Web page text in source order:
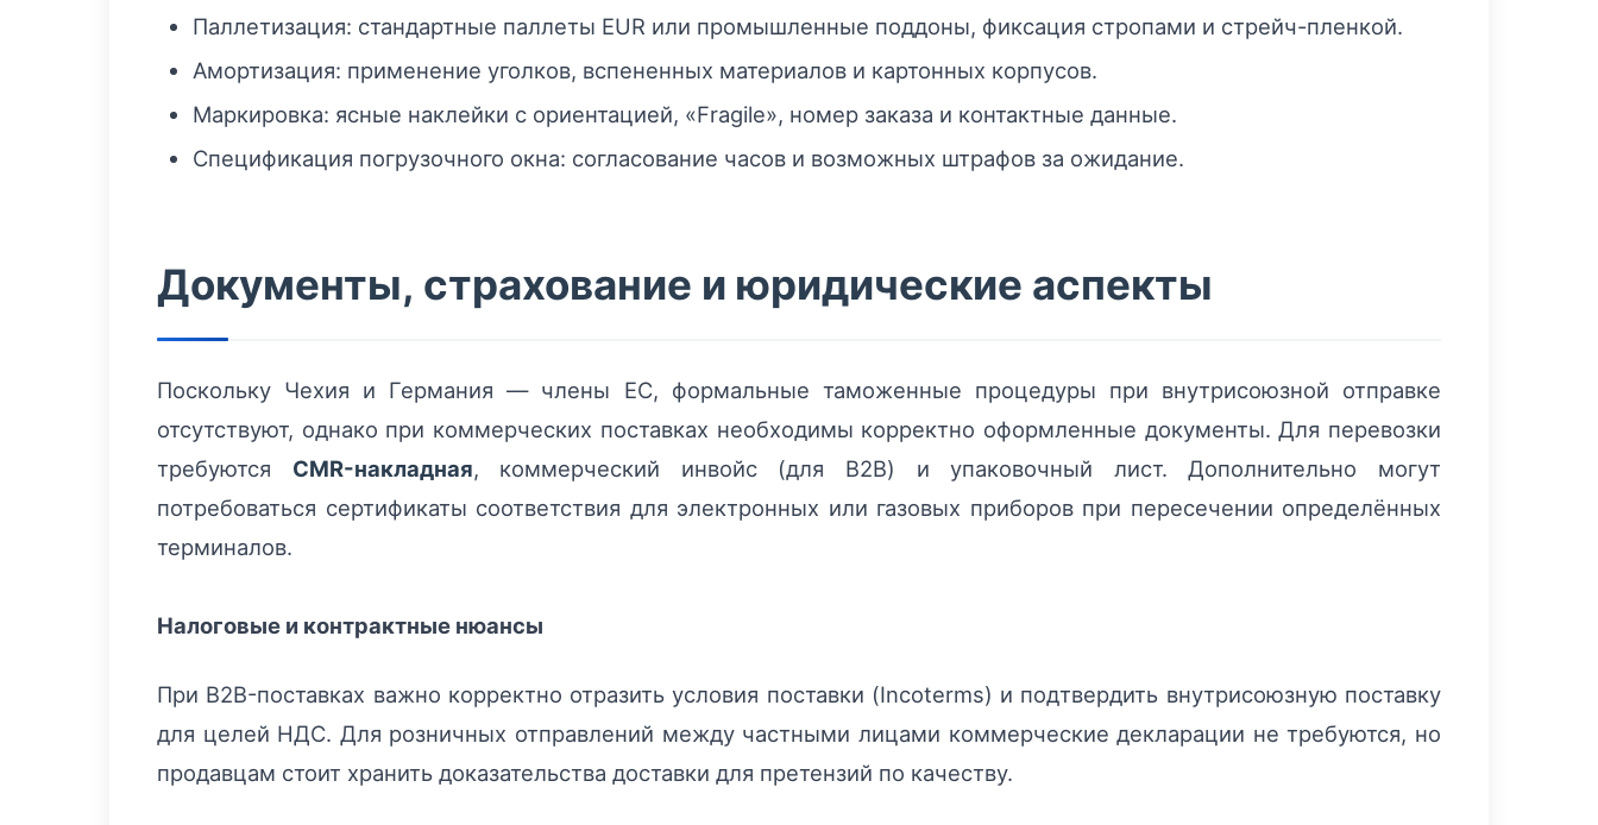
Паллетизация: стандартные паллеты EUR или промышленные поддоны, фиксация стропами и стрейч-пленкой.
Амортизация: применение уголков, вспененных материалов и картонных корпусов.
Маркировка: ясные наклейки с ориентацией, «Fragile», номер заказа и контактные данные.
Спецификация погрузочного окна: согласование часов и возможных штрафов за ожидание.
Документы, страхование и юридические аспекты
Поскольку Чехия и Германия — члены ЕС, формальные таможенные процедуры при внутрисоюзной отправке
отсутствуют, однако при коммерческих поставках необходимы корректно оформленные документы. Для перевозки
требуются CMR-накладная, коммерческий инвойс (для B2B) и упаковочный лист. Дополнительно могут
потребоваться сертификаты соответствия для электронных или газовых приборов при пересечении определённых
терминалов.
Налоговые и контрактные нюансы
При B2B-поставках важно корректно отразить условия поставки (Incoterms) и подтвердить внутрисоюзную поставку
для целей НДС. Для розничных отправлений между частными лицами коммерческие декларации не требуются, но
продавцам стоит хранить доказательства доставки для претензий по качеству.